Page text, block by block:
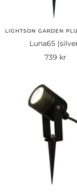
LIGHTSON GARDEN
Luna65
Rea-
739 kr